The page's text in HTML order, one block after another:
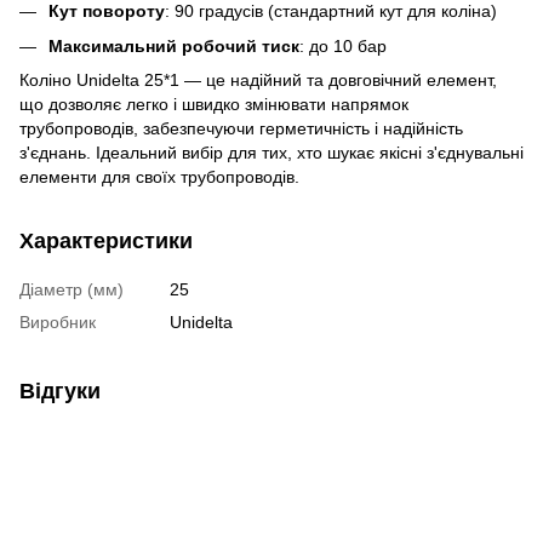
Кут повороту: 90 градусів (стандартний кут для коліна)
Максимальний робочий тиск: до 10 бар
Коліно Unidelta 25*1 — це надійний та довговічний елемент,
що дозволяє легко і швидко змінювати напрямок
трубопроводів, забезпечуючи герметичність і надійність
з'єднань. Ідеальний вибір для тих, хто шукає якісні з'єднувальні
елементи для своїх трубопроводів.
Характеристики
Діаметр (мм)
25
Виробник
Unidelta
Відгуки